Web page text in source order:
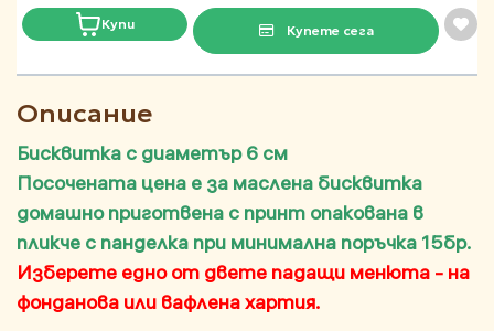
Купи Купете сега
Описание
Бисквитка с диаметър 6 см
Посочената цена е за маслена бисквитка
домашно приготвена с принт опакована в
пликче с панделка при минимална поръчка 15бр.
Изберете едно от двете падащи менюта - на
фонданова или вафлена хартия.